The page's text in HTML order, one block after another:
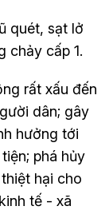
quét, sạt lở
chảy cấp 1.
rất xấu đến
dân; gây
hưởng tới
phá hủy
hại cho
tế - xã